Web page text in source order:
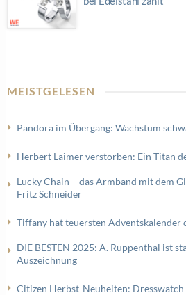
MEISTGELESEN
Pandora im Übergang: Wachstum
Herbert Laimer verstorben: Ein Titan
Lucky Chain – das Armband mit dem
Fritz Schneider
Tiffany hat teuersten Adventskalender
DIE BESTEN 2025: A. Ruppenthal ist
Auszeichnung
Citizen Herbst-Neuheiten: Dresswatch